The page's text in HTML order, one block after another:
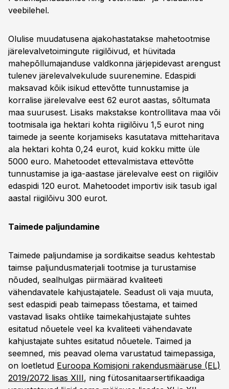
veebilehel.
Olulise muudatusena ajakohastatakse mahetootmise
järelevalvetoimingute riigilõivud, et hüvitada
mahepõllumajanduse valdkonna järjepidevast arengust
tulenev järelevalvekulude suurenemine. Edaspidi
maksavad kõik isikud ettevõtte tunnustamise ja
korralise järelevalve eest 62 eurot aastas, sõltumata
maa suurusest. Lisaks makstakse kontrollitava maa või
tootmisala iga hektari kohta riigilõivu 1,5 eurot ning
taimede ja seente korjamiseks kasutatava mitteharitava
ala hektari kohta 0,24 eurot, kuid kokku mitte üle
5000 euro. Mahetoodet ettevalmistava ettevõtte
tunnustamise ja iga-aastase järelevalve eest on riigilõiv
edaspidi 120 eurot. Mahetoodet importiv isik tasub igal
aastal riigilõivu 300 eurot.
Taimede paljundamine
Taimede paljundamise ja sordikaitse seadus kehtestab
taimse paljundusmaterjali tootmise ja turustamise
nõuded, sealhulgas piirmäärad kvaliteeti
vähendavatele kahjustajatele. Seadust oli vaja muuta,
sest edaspidi peab taimepass tõestama, et taimed
vastavad lisaks ohtlike taimekahjustajate suhtes
esitatud nõuetele veel ka kvaliteeti vähendavate
kahjustajate suhtes esitatud nõuetele. Taimed ja
seemned, mis peavad olema varustatud taimepassiga,
on loetletud Euroopa Komisjoni rakendusmääruse (EL)
2019/2072 lisas XIII, ning fütosanitaarsertifikaadiga